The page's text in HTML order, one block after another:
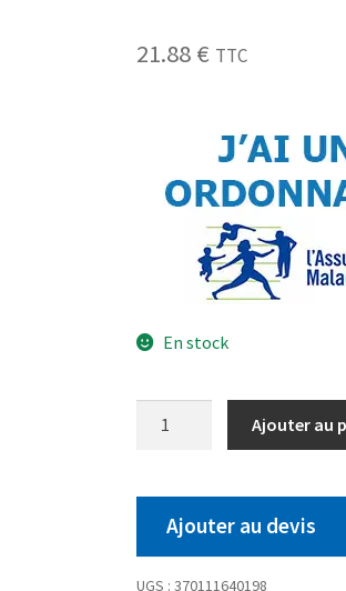
21.88 € TTC
En stock
Ajouter au
Ajouter au devis
UGS : 370111640198